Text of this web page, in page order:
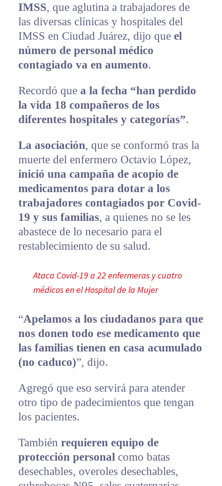
IMSS, que aglutina a trabajadores de
las diversas clínicas y hospitales del
IMSS en Ciudad Juárez, dijo que el
número de personal médico
contagiado va en aumento.
Recordó que a la fecha “han perdido
la vida 18 compañeros de los
diferentes hospitales y categorías”.
La asociación, que se conformó tras la
muerte del enfermero Octavio López,
inició una campaña de acopio de
medicamentos para dotar a los
trabajadores contagiados por Covid-
19 y sus familias, a quienes no se les
abastece de lo necesario para el
restablecimiento de su salud.
Ataca Covid-19 a 22 enfermeras y cuatro
médicos en el Hospital de la Mujer
“Apelamos a los ciudadanos para que
nos donen todo ese medicamento que
las familias tienen en casa acumulado
(no caduco)”, dijo.
Agregó que eso servirá para atender
otro tipo de padecimientos que tengan
los pacientes.
También requieren equipo de
protección personal como batas
desechables, overoles desechables,